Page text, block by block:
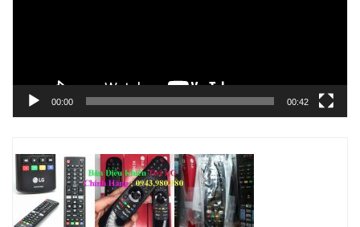
00:00 00:42